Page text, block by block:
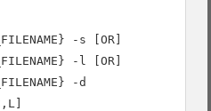
-s [OR]
-l [OR]
-d